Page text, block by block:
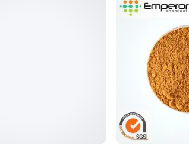
在相同条件下
变。但要注意其不溶于水的特性会限制在水
天然染料作为环保替代方案，其价值体现在
泽的需求场景。虫胶红色素等食用级产品虽
弱，但在食品包装和化妆品领域具有不可替
往需要配套调整染色工艺温度和时间参数。
最终决策应建立在对基材特性、使用环境和
统评估上。选定染料类型后，还需要确认现
特殊的溶解性或温度要求，避免出现工艺适